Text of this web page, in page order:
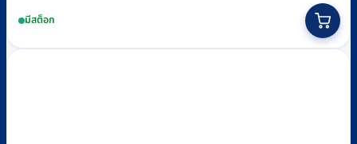
was:
฿10,500.
is:
฿9,100.
มีสต็อก